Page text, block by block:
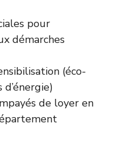
pour
démarches
(éco-
de loyer en